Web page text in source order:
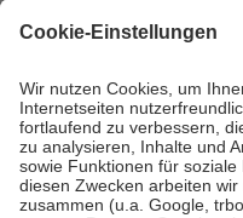
Grundsätzlich leisten
höchstens zehn Euro.
Es
Kosten der Leistung zu
Diese Regeln gelten
Bei Heilmitteln und
Zuzahlung zehn Prozent der
Verordnung.